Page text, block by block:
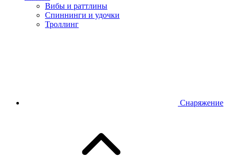
Вибы и раттлины
Спиннинги и удочки
Троллинг
Снаряжение